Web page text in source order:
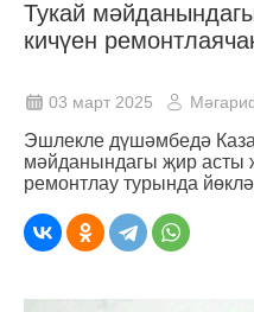
Тукай
кичүен
03 март 2025
Эшлекле дүшәмбедә
мәйданындагы җир асты
ремонтлау турында